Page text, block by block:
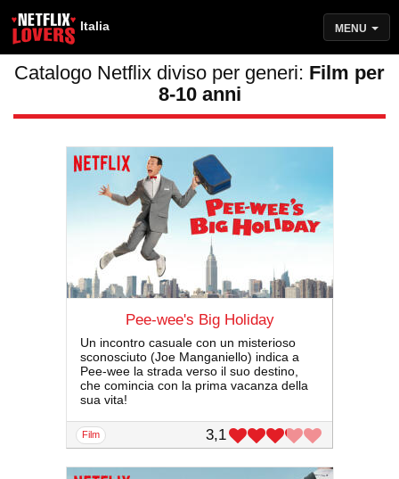
Italia MENU
Catalogo Netflix diviso per generi: Film per
8-10 anni
Pee-wee's Big Holiday
Un incontro casuale con un misterioso
sconosciuto (Joe Manganiello) indica a
Pee-wee la strada verso il suo destino,
che comincia con la prima vacanza della
sua vita!
film 3,1